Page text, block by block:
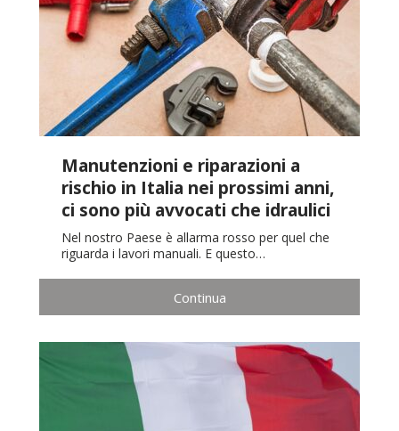
Manutenzioni e riparazioni a
rischio in Italia nei prossimi anni,
ci sono più avvocati che idraulici
Nel nostro Paese è allarma rosso per quel che
riguarda i lavori manuali. E questo…
Continua